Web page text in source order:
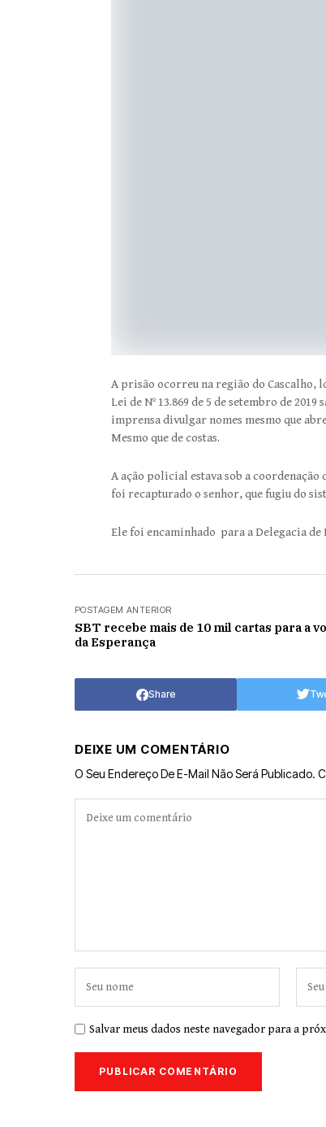
A prisão ocorreu na região do Cascalho,
Lei de Nº 13.869 de 5 de setembro de
imprensa divulgar nomes mesmo que
Mesmo que de costas.
A ação policial estava sob a
foi recapturado o senhor, que fugiu do
Ele foi encaminhado para a Delegacia
POSTAGEM ANTERIOR
SBT recebe mais de 10 mil cartas para a
da Esperança
Share
DEIXE UM COMENTÁRIO
O Seu Endereço De E-Mail Não Será Publicado.
Salvar meus dados neste navegador para a